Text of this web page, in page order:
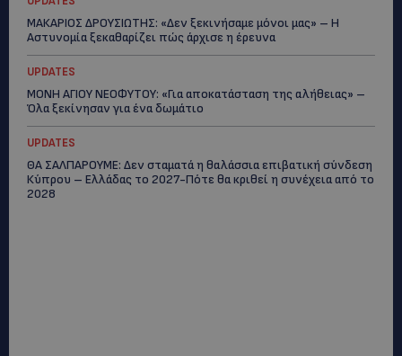
ΜΑΚΑΡΙΟΣ ΔΡΟΥΣΙΩΤΗΣ: «Δεν ξεκινήσαμε μόνοι μας» – Η
Αστυνομία ξεκαθαρίζει πώς άρχισε η έρευνα
UPDATES
ΜΟΝΗ ΑΓΙΟΥ ΝΕΟΦΥΤΟΥ: «Για αποκατάσταση της αλήθειας» –
Όλα ξεκίνησαν για ένα δωμάτιο
UPDATES
ΘΑ ΣΑΛΠΑΡΟΥΜΕ: Δεν σταματά η θαλάσσια επιβατική σύνδεση
Κύπρου – Ελλάδας το 2027-Πότε θα κριθεί η συνέχεια από το
2028